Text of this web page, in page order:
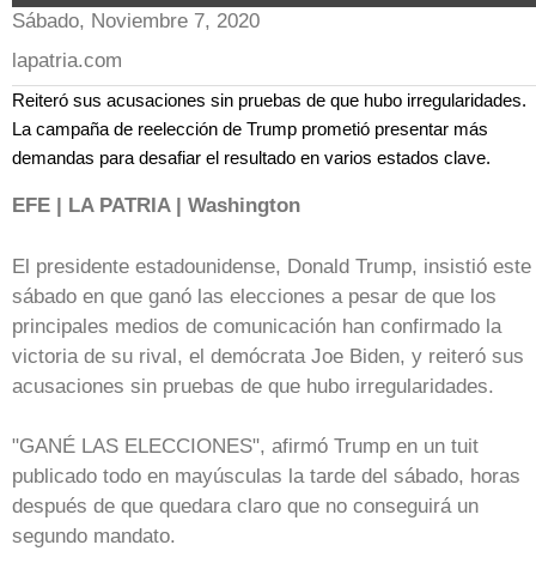
Sábado, Noviembre 7, 2020
lapatria.com
Reiteró sus acusaciones sin pruebas de que hubo irregularidades.
La campaña de reelección de Trump prometió presentar más
demandas para desafiar el resultado en varios estados clave.
EFE | LA PATRIA | Washington
El presidente estadounidense, Donald Trump, insistió este
sábado en que ganó las elecciones a pesar de que los
principales medios de comunicación han confirmado la
victoria de su rival, el demócrata Joe Biden, y reiteró sus
acusaciones sin pruebas de que hubo irregularidades.
"GANÉ LAS ELECCIONES", afirmó Trump en un tuit
publicado todo en mayúsculas la tarde del sábado, horas
después de que quedara claro que no conseguirá un
segundo mandato.